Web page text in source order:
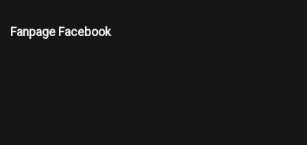
Fanpage Facebook